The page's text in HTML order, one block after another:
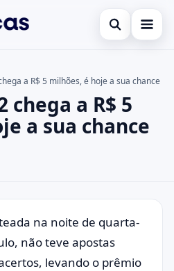
Open search
×
ESC to close.
a R$ 5 milhões, é hoje a sua chance
chega a R$ 5
a sua chance
na noite de quarta-
não teve apostas
levando o prêmio